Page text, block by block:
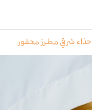
حذاء شرقي مطرز محفور